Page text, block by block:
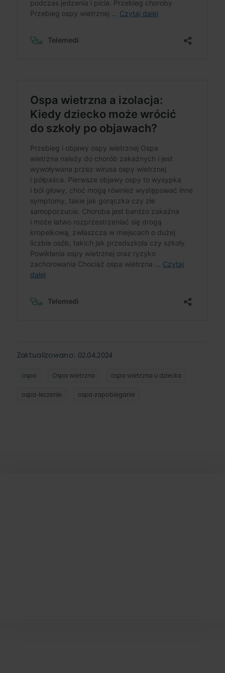
Zaktualizowano: 02.04.2024
ospa Ospa wietrzna ospa wietrzna u dziecka
ospa-leczenie ospa-zapobieganie